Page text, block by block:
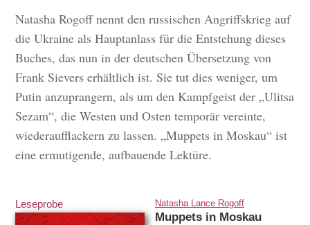
Natasha Rogoff nennt den russischen Angriffskrieg auf
die Ukraine als Hauptanlass für die Entstehung dieses
Buches, das nun in der deutschen Übersetzung von
Frank Sievers erhältlich ist. Sie tut dies weniger, um
Putin anzuprangern, als um den Kampfgeist der „Ulitsa
Sezam“, die Westen und Osten temporär vereinte,
wiederaufflackern zu lassen. „Muppets in Moskau“ ist
eine ermutigende, aufbauende Lektüre.
Leseprobe Natasha Lance Rogoff
Muppets in Moskau